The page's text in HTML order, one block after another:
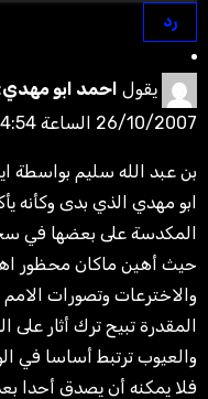
رد
يقول احمد ابو مهدي:
26/10/2007 الساعة 4:54 ص
بن عبد الله سليم بواسطة
ابو مهدي الذي بدى وكأنه
المكدسة على بعضها في
حيث أهين ماكان محظور
والاخترعات وتصورات
المقدرة تبيح ترك أثار
والعيوب ترتبط أساسا في
فلا يمكنه أن يصدق أحدا